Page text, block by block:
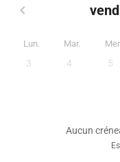
Lun.
3
Mar.
4
Mer.
5
Aucun